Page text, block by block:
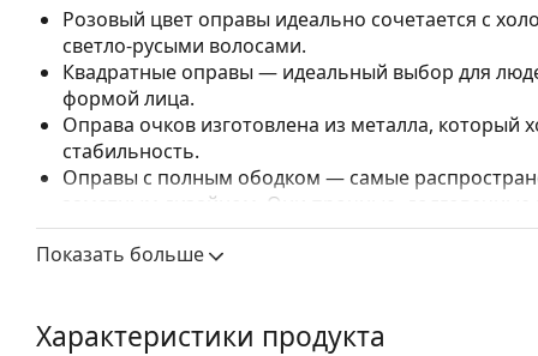
Розовый цвет оправы идеально сочетается с
светло-русыми волосами.
Квадратные оправы — идеальный выбор для
формой лица.
Оправа очков изготовлена из металла,
стабильность.
Оправы с полным ободком — самые
заметным дизайном. Они прочные,
повреждений. Этот тип оправы подходит для
высокими оптическими характеристиками.
чтобы предотвратить повреждение или поломку.
Показать больше
Характеристики продукта